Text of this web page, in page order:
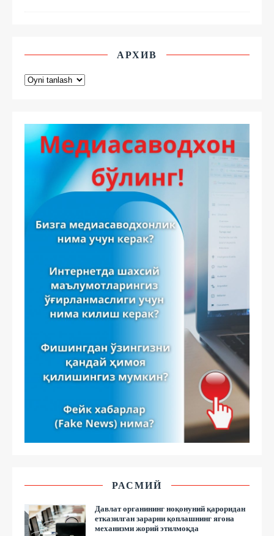
АРХИВ
РАСМИЙ
Давлат органининг ноқонуний қароридан
етказилган зарарни қоплашнинг ягона
механизми жорий этилмоқда